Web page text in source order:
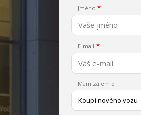
Jméno
E-mail
Mám zájem o
Koupi nového vozu